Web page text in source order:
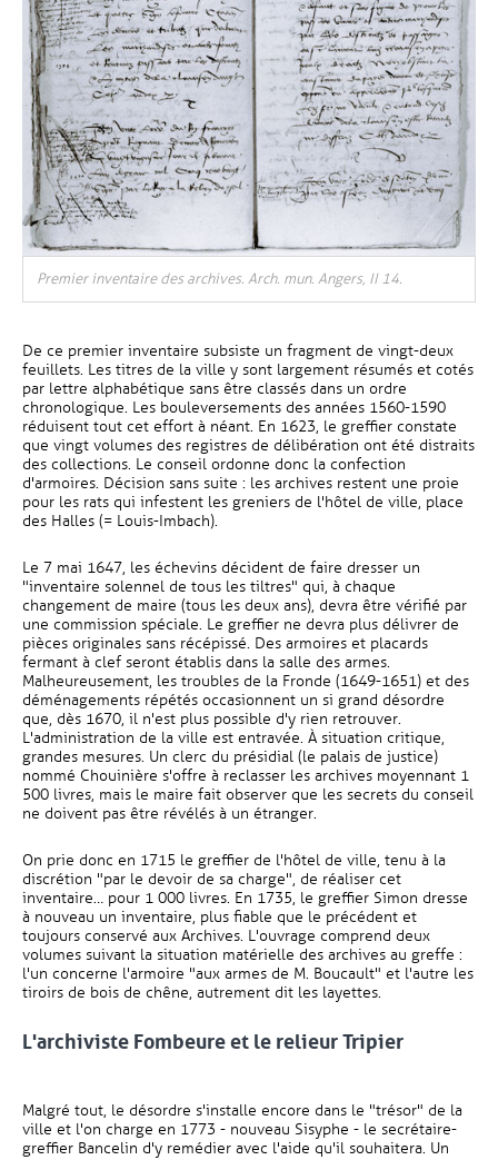
Premier inventaire des archives. Arch. mun. Angers, II 14.
De ce premier inventaire subsiste un fragment de vingt-deux
feuillets. Les titres de la ville y sont largement résumés et cotés
par lettre alphabétique sans être classés dans un ordre
chronologique. Les bouleversements des années 1560-1590
réduisent tout cet effort à néant. En 1623, le greffier constate
que vingt volumes des registres de délibération ont été distraits
des collections. Le conseil ordonne donc la confection
d'armoires. Décision sans suite : les archives restent une proie
pour les rats qui infestent les greniers de l'hôtel de ville, place
des Halles (= Louis-Imbach).
Le 7 mai 1647, les échevins décident de faire dresser un
"inventaire solennel de tous les tiltres" qui, à chaque
changement de maire (tous les deux ans), devra être vérifié par
une commission spéciale. Le greffier ne devra plus délivrer de
pièces originales sans récépissé. Des armoires et placards
fermant à clef seront établis dans la salle des armes.
Malheureusement, les troubles de la Fronde (1649-1651) et des
déménagements répétés occasionnent un si grand désordre
que, dès 1670, il n'est plus possible d'y rien retrouver.
L'administration de la ville est entravée. À situation critique,
grandes mesures. Un clerc du présidial (le palais de justice)
nommé Chouinière s'offre à reclasser les archives moyennant 1
500 livres, mais le maire fait observer que les secrets du conseil
ne doivent pas être révélés à un étranger.
On prie donc en 1715 le greffier de l'hôtel de ville, tenu à la
discrétion "par le devoir de sa charge", de réaliser cet
inventaire… pour 1 000 livres. En 1735, le greffier Simon dresse
à nouveau un inventaire, plus fiable que le précédent et
toujours conservé aux Archives. L'ouvrage comprend deux
volumes suivant la situation matérielle des archives au greffe :
l'un concerne l'armoire "aux armes de M. Boucault" et l'autre les
tiroirs de bois de chêne, autrement dit les layettes.
L'archiviste Fombeure et le relieur Tripier
Malgré tout, le désordre s'installe encore dans le "trésor" de la
ville et l'on charge en 1773 - nouveau Sisyphe - le secrétaire-
greffier Bancelin d'y remédier avec l'aide qu'il souhaitera. Un